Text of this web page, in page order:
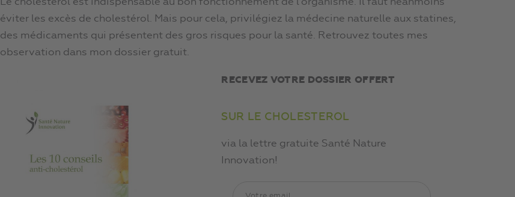
Le cholestérol est indispensable au bon fonctionnement de l’organisme. Il faut néanmoins
éviter les excès de cholestérol. Mais pour cela, privilégiez la médecine naturelle aux statines,
des médicaments qui présentent des gros risques pour la santé. Retrouvez toutes mes
observation dans mon dossier gratuit.
RECEVEZ VOTRE DOSSIER OFFERT
SUR LE CHOLESTEROL
via la lettre gratuite Santé Nature
Innovation!